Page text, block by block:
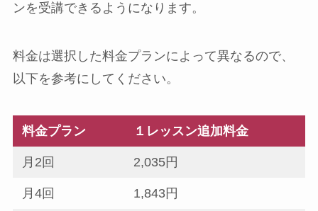
ンを受講できるようになります。
料金は選択した料金プランによって異なるので、
以下を参考にしてください。
料金プラン １レッスン追加料金
月2回 2,035円
月4回 1,843円